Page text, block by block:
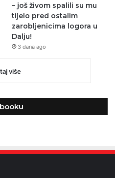
– još živom spalili su mu
tijelo pred ostalim
zarobljenicima logora u
Dalju!
3 dana ago
više